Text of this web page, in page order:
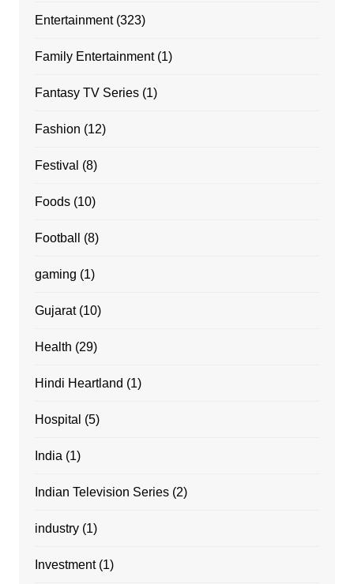
Entertainment(323)
Family Entertainment(1)
Fantasy TV Series(1)
Fashion (12)
Festival (8)
Foods(10)
Football (8)
gaming (1)
Gujarat(10)
Health (29)
Hindi Heartland (1)
Hospital (5)
India (1)
Indian Television Series(2)
industry(1)
Investment(1)